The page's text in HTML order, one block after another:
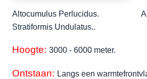
Altocumulus Perlucidus.
Stratiformis Undulatus..
Hoogte: 3000 - 6000 meter.
Ontstaan: Langs een